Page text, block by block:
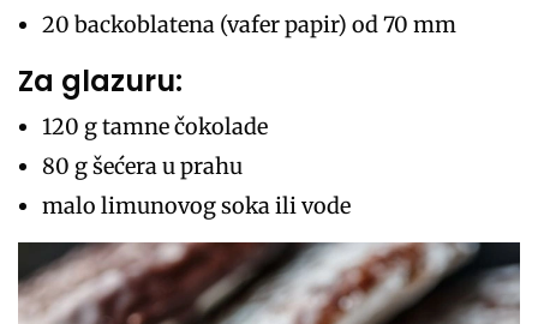
20 backoblatena (vafer papir) od 70 mm
Za glazuru:
120 g tamne čokolade
80 g šećera u prahu
malo limunovog soka ili vode